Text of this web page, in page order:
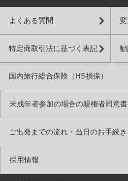
よくある質問
特定商取引法に基づく表記
国内旅行総合保険（HS損保）
未成年者参加の場合の親権者同意書
ご出発までの流れ・当日のお手続き
採用情報